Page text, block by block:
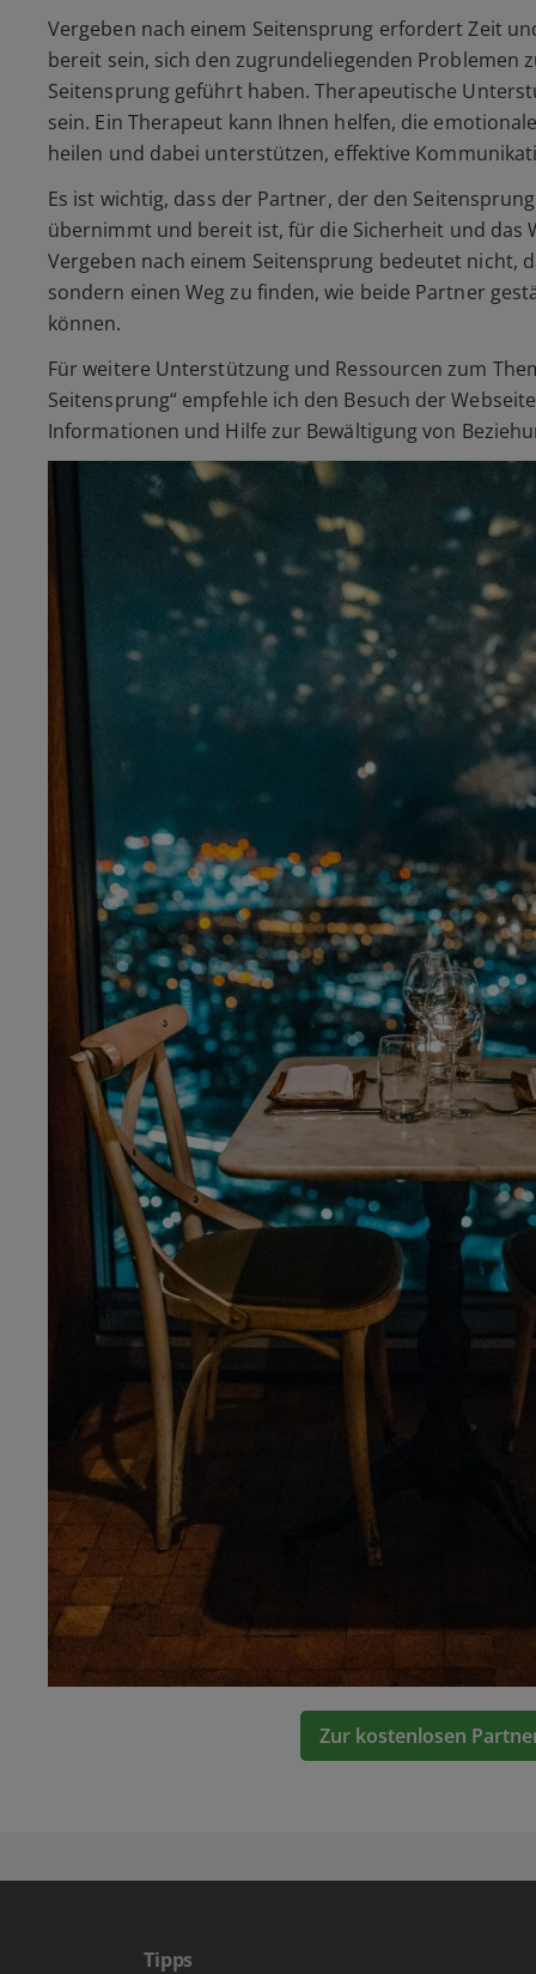
Vergeben nach einem Seitensprung erfordert Zeit
bereit sein, sich den zugrundeliegenden Problemen
Seitensprung geführt haben. Therapeutische
sein. Ein Therapeut kann Ihnen helfen, die
heilen und dabei unterstützen, effektive
Es ist wichtig, dass der Partner, der den
übernimmt und bereit ist, für die Sicherheit und das
Vergeben nach einem Seitensprung bedeutet nicht,
sondern einen Weg zu finden, wie beide Partner
können.
Für weitere Unterstützung und Ressourcen zum
Seitensprung“ empfehle ich den Besuch der
Informationen und Hilfe zur Bewältigung von
Zur kostenlosen
Tipps